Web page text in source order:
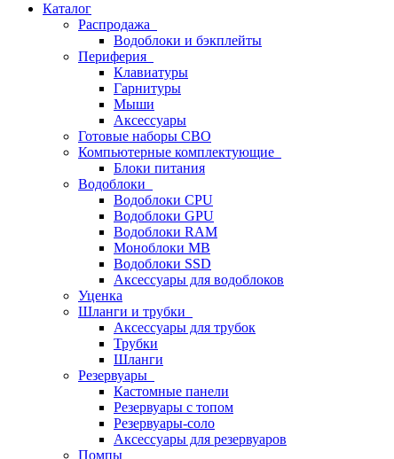
Каталог
Распродажа
Водоблоки и бэкплейты
Периферия
Клавиатуры
Гарнитуры
Мыши
Аксессуары
Готовые наборы СВО
Компьютерные комплектующие
Блоки питания
Водоблоки
Водоблоки CPU
Водоблоки GPU
Водоблоки RAM
Моноблоки MB
Водоблоки SSD
Аксессуары для водоблоков
Уценка
Шланги и трубки
Аксессуары для трубок
Трубки
Шланги
Резервуары
Кастомные панели
Резервуары с топом
Резервуары-соло
Аксессуары для резервуаров
Помпы